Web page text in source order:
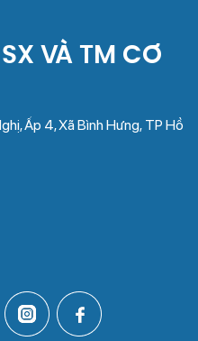
VÀ TM CƠ
Ấp 4, Xã Bình Hưng, TP Hồ